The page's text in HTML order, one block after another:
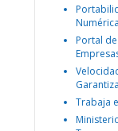
Portal
Trabaja